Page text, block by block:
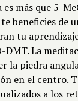
más que 5-
beneficies de
tu
La
la piedra
en el centro.
a los